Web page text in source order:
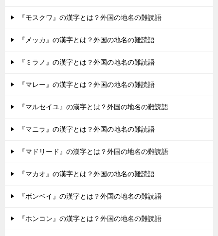
『モスクワ』の漢字とは？外国の地名の難読語
『メッカ』の漢字とは？外国の地名の難読語
『ミラノ』の漢字とは？外国の地名の難読語
『マレー』の漢字とは？外国の地名の難読語
『マルセイユ』の漢字とは？外国の地名の難読語
『マニラ』の漢字とは？外国の地名の難読語
『マドリード』の漢字とは？外国の地名の難読語
『マカオ』の漢字とは？外国の地名の難読語
『ボンベイ』の漢字とは？外国の地名の難読語
『ホンコン』の漢字とは？外国の地名の難読語